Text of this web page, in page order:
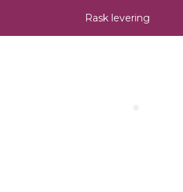
Rask levering